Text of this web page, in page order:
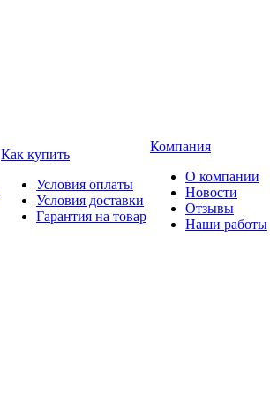
Как купить
Условия оплаты
Условия доставки
Гарантия на товар
Компания
О компании
Новости
Отзывы
Наши работы